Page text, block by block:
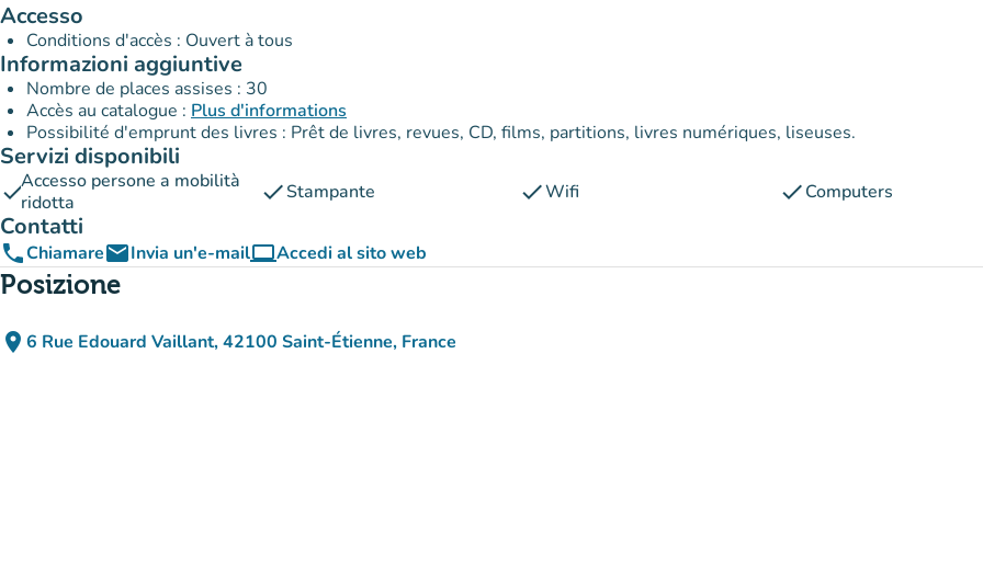
Accesso
Conditions d'accès : Ouvert à tous
Informazioni aggiuntive
Nombre de places assises : 30
Accès au catalogue : Plus d'informations
Possibilité d'emprunt des livres : Prêt de livres, revues, CD, films, partitions, livres numériques, liseuses.
Servizi disponibili
checkAccesso persone a mobilità
ridotta
checkStampante checkWifi checkComputers
Contatti
phoneChiamareemailInvia un'e-mailcomputerAccedi al sito web
(nuova scheda)
Posizione
place 6 Rue Edouard Vaillant, 42100 Saint-Étienne, France
(apri in Google Maps)
(nuova scheda)